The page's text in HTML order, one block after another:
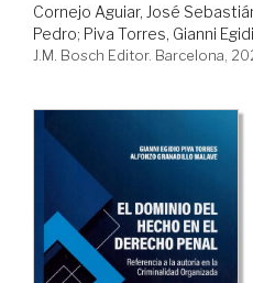
Cornejo Aguiar, José
Pedro; Piva Torres, Gianni
J.M. Bosch Editor. Barcelona,